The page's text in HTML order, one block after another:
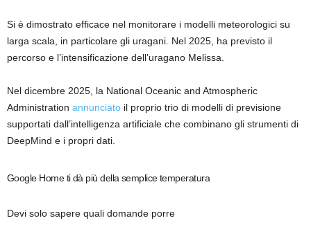
Si è dimostrato efficace nel monitorare i modelli meteorologici su
larga scala, in particolare gli uragani. Nel 2025, ha previsto il
percorso e l’intensificazione dell’uragano Melissa.
Nel dicembre 2025, la National Oceanic and Atmospheric
Administration annunciato il proprio trio di modelli di previsione
supportati dall’intelligenza artificiale che combinano gli strumenti di
DeepMind e i propri dati.
Google Home ti dà più della semplice temperatura
Devi solo sapere quali domande porre